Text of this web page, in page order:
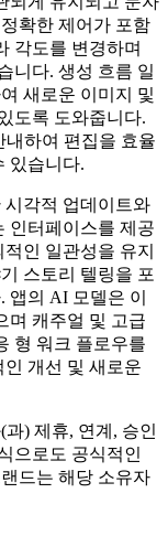
확한 제어가 포함
각도를 변경하며
니다. 생성 흐름 일
새로운 이미지 및
도록 도와줍니다.
하여 편집을 효율
있습니다.
시각적 업데이트와
인터페이스를 제공
인 일관성을 유지
스토리 텔링을 포
앱의 AI 모델은 이
며 캐주얼 및 고급
형 워크 플로우를
개선 및 새로운
과) 제휴, 연계, 승인
으로도 공식적인
드는 해당 소유자